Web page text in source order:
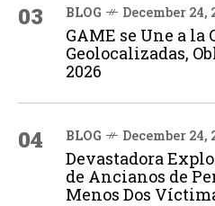
03 BLOG December 24,
GAME se Une a la
Geolocalizadas,
2026
04 BLOG December 24,
Devastadora
de Ancianos de
Menos Dos